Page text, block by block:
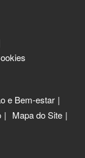
e Bem-estar
Mapa do Site